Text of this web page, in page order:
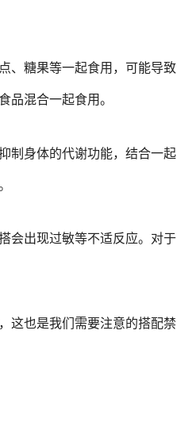
、糖果等一起食用，可能导致
品混合一起食用。
制身体的代谢功能，结合一起
会出现过敏等不适反应。对于
这也是我们需要注意的搭配禁